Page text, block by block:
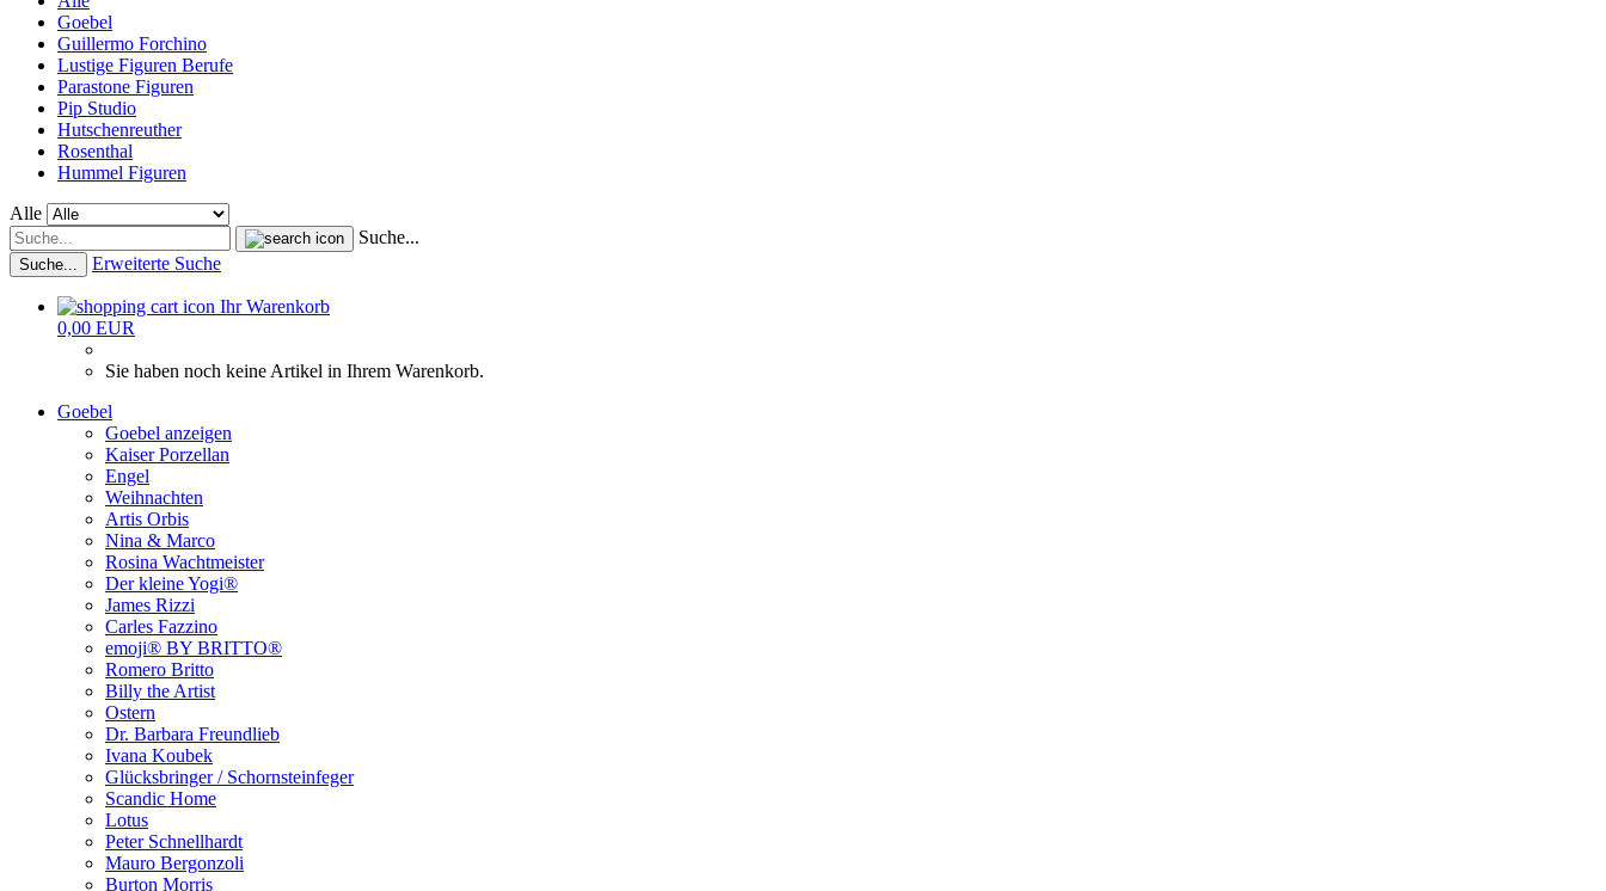
Goebel
Guillermo Forchino
Lustige Figuren Berufe
Parastone Figuren
Pip Studio
Hutschenreuther
Rosenthal
Hummel Figuren
Alle
Suche...
Suche... Erweiterte Suche
Ihr Warenkorb
0,00 EUR
Sie haben noch keine Artikel in Ihrem Warenkorb.
Goebel
Goebel anzeigen
Kaiser Porzellan
Engel
Weihnachten
Artis Orbis
Nina & Marco
Rosina Wachtmeister
Der kleine Yogi®
James Rizzi
Carles Fazzino
emoji® BY BRITTO®
Romero Britto
Billy the Artist
Ostern
Dr. Barbara Freundlieb
Ivana Koubek
Glücksbringer / Schornsteinfeger
Scandic Home
Lotus
Peter Schnellhardt
Mauro Bergonzoli
Burton Morris